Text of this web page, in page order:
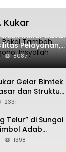
Kukar
Kukar Bakal
Pelayanan,
Selesai
8087
Gelar Bimtek
dan Struktur
2331
Telur” di Sungai
Adab
Naga
1398